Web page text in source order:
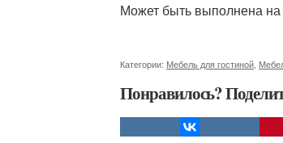
Может быть выполнена на
Категории: Мебель для гостиной
Понравилось?